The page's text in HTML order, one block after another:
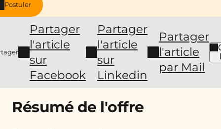
Postuler
Partager
l'article
sur
Facebook
Partager
l'article
sur
Linkedin
Partager
l'article
par Mail
Résumé de l'offre